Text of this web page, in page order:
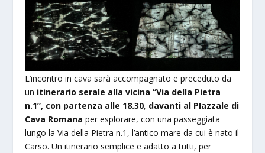
L’incontro in cava sarà accompagnato e preceduto da
un itinerario serale alla vicina “Via della Pietra
n.1”, con partenza alle 18.30, davanti al PIazzale di
Cava Romana per esplorare, con una passeggiata
lungo la Via della Pietra n.1, l’antico mare da cui è nato il
Carso. Un itinerario semplice e adatto a tutti, per